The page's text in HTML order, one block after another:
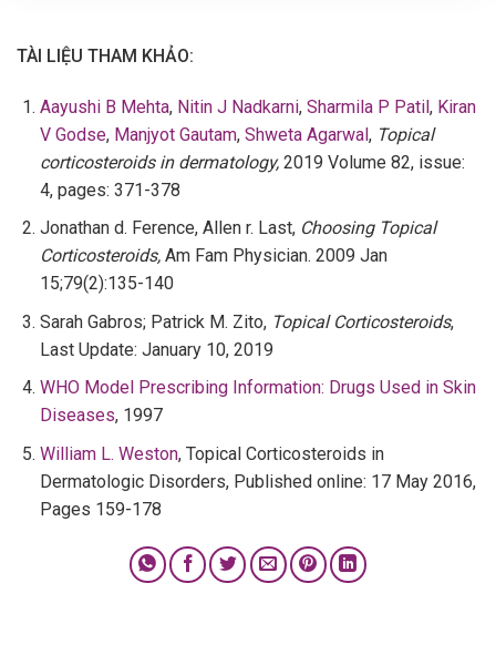
TÀI LIỆU THAM KHẢO:
Aayushi B Mehta, Nitin J Nadkarni,Sharmila P Patil, Kiran
V Godse, Manjyot Gautam,Shweta Agarwal, Topical
corticosteroids in dermatology,2019 Volume 82, issue:
4, pages: 371-378
Jonathan d. Ference, Allen r. Last, Choosing Topical
Corticosteroids,Am Fam Physician. 2009 Jan
15;79(2):135-140
Sarah Gabros; Patrick M. Zito, Topical Corticosteroids,
Last Update: January 10, 2019
WHO Model Prescribing Information: Drugs Used in Skin
Diseases, 1997
William L. Weston, Topical Corticosteroids in
Dermatologic Disorders, Published online: 17 May 2016,
Pages 159-178